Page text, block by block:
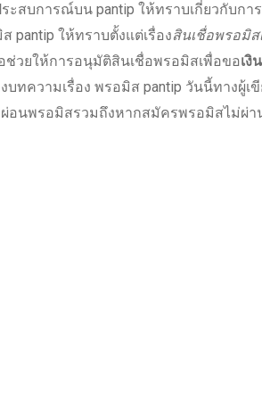
ะสบการณ์บน pantip ให้ทราบเกี่ยวกับการ
pantip ให้ทราบตั้งแต่เรื่องสินเชื่อพรอมิ
ช่วยให้การอนุมัติสินเชื่อพรอมิสเพื่อขอเงิ
บทความเรื่อง พรอมิส pantip วันนี้ทางผู้เ
ผ่อนพรอมิสรวมถึงหากสมัครพรอมิสไม่ผ่า